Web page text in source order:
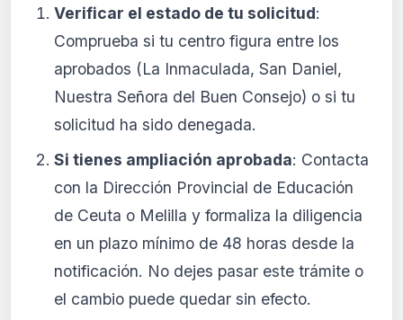
Verificar el estado de tu solicitud:
Comprueba si tu centro figura entre los
aprobados (La Inmaculada, San Daniel,
Nuestra Señora del Buen Consejo) o si tu
solicitud ha sido denegada.
Si tienes ampliación aprobada: Contacta
con la Dirección Provincial de Educación
de Ceuta o Melilla y formaliza la diligencia
en un plazo mínimo de 48 horas desde la
notificación. No dejes pasar este trámite o
el cambio puede quedar sin efecto.